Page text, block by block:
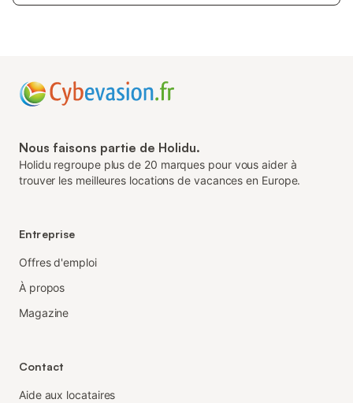
Nous faisons partie de Holidu.
Holidu regroupe plus de 20 marques pour vous aider à
trouver les meilleures locations de vacances en Europe.
Entreprise
Offres d'emploi
À propos
Magazine
Contact
Aide aux locataires